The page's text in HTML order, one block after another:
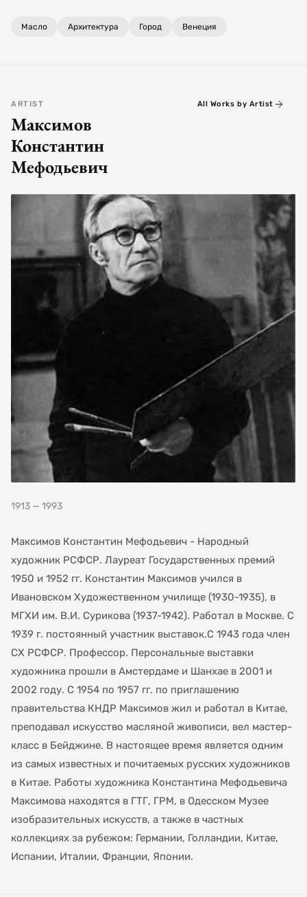
Масло Архитектура Город Венеция
ARTIST
Максимов
Константин
Мефодьевич
All Works by Artist
1913 — 1993
Максимов Константин Мефодьевич - Народный
художник РСФСР. Лауреат Государственных премий
1950 и 1952 гг. Константин Максимов учился в
Ивановском Художественном училище (1930-1935), в
МГХИ им. В.И. Сурикова (1937-1942). Работал в Москве. С
1939 г. постоянный участник выставок.С 1943 года член
СХ РСФСР. Профессор. Персональные выставки
художника прошли в Амстердаме и Шанхае в 2001 и
2002 году. С 1954 по 1957 гг. по приглашению
правительства КНДР Максимов жил и работал в Китае,
преподавал искусство масляной живописи, вел мастер-
класс в Бейджине. В настоящее время является одним
из самых известных и почитаемых русских художников
в Китае. Работы художника Константина Мефодьевича
Максимова находятся в ГТГ, ГРМ, в Одесском Музее
изобразительных искусств, а также в частных
коллекциях за рубежом: Германии, Голландии, Китае,
Испании, Италии, Франции, Японии.